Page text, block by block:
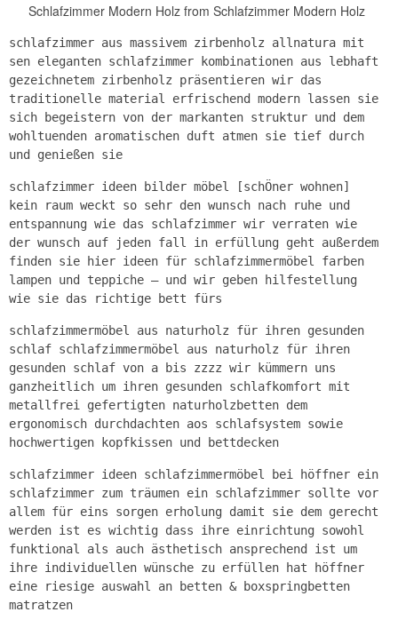
Schlafzimmer Modern Holz from Schlafzimmer Modern Holz
schlafzimmer aus massivem zirbenholz allnatura mit
sen eleganten schlafzimmer kombinationen aus lebhaft
gezeichnetem zirbenholz präsentieren wir das
traditionelle material erfrischend modern lassen sie
sich begeistern von der markanten struktur und dem
wohltuenden aromatischen duft atmen sie tief durch
und genießen sie
schlafzimmer ideen bilder möbel [schÖner wohnen]
kein raum weckt so sehr den wunsch nach ruhe und
entspannung wie das schlafzimmer wir verraten wie
der wunsch auf jeden fall in erfüllung geht außerdem
finden sie hier ideen für schlafzimmermöbel farben
lampen und teppiche – und wir geben hilfestellung
wie sie das richtige bett fürs
schlafzimmermöbel aus naturholz für ihren gesunden
schlaf schlafzimmermöbel aus naturholz für ihren
gesunden schlaf von a bis zzzz wir kümmern uns
ganzheitlich um ihren gesunden schlafkomfort mit
metallfrei gefertigten naturholzbetten dem
ergonomisch durchdachten aos schlafsystem sowie
hochwertigen kopfkissen und bettdecken
schlafzimmer ideen schlafzimmermöbel bei höffner ein
schlafzimmer zum träumen ein schlafzimmer sollte vor
allem für eins sorgen erholung damit sie dem gerecht
werden ist es wichtig dass ihre einrichtung sowohl
funktional als auch ästhetisch ansprechend ist um
ihre individuellen wünsche zu erfüllen hat höffner
eine riesige auswahl an betten & boxspringbetten
matratzen